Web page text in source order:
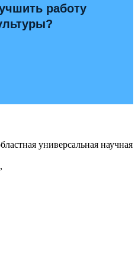
работу
универсальная научная